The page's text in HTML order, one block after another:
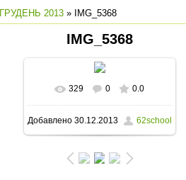
ГРУДЕНЬ 2013 » IMG_5368
IMG_5368
В реальном размере
1600x1200/ 252.9Kb
329 0 0.0
Добавлено30.12.2013 62school